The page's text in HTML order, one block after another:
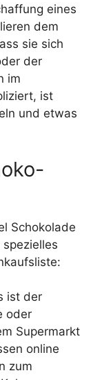
eines
dem
sie sich
der
im
ist
und etwas
Schokolade
ist der
oder
Supermarkt
online
zum